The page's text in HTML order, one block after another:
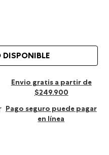
Envio gratis a partir de
$249.900
Pago seguro puede pagar
en línea